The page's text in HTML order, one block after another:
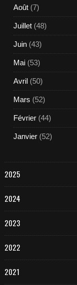
Août (7)
Juillet (48)
Juin (43)
Mai (53)
Avril (50)
Mars (52)
Février (44)
Janvier (52)
2025
2024
2023
2022
2021